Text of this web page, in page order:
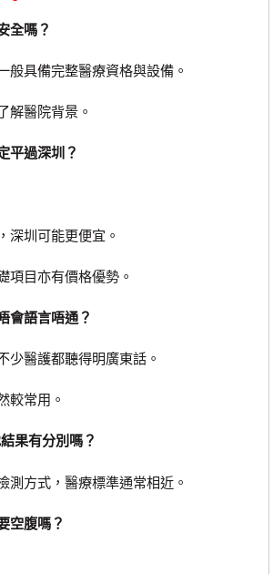
全嗎？
具備完整醫療資格與設備。
醫院背景。
平過深圳？
圳可能更便宜。
目亦有價格優勢。
會語言唔通？
醫護都聽得明廣東話。
常用。
果有分別嗎？
方式，醫療標準通常相近。
空腹嗎？